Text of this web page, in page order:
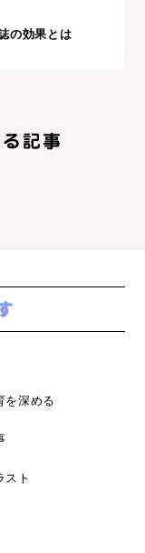
の効果とは
を深める
スト